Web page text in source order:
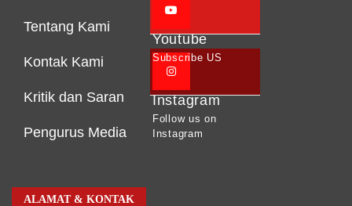
Tentang Kami
Kontak Kami
Kritik dan Saran
Pengurus Media
Youtube
Subscribe US
Instagram
Follow us on
Instagram
ALAMAT & KONTAK